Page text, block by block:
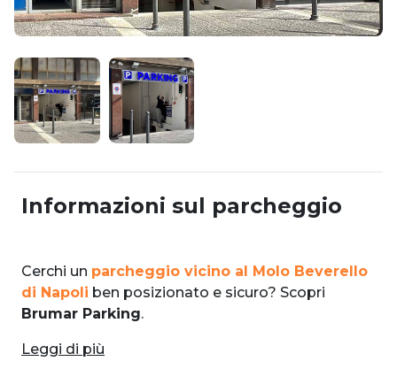
Informazioni sul parcheggio
Cerchi un parcheggio vicino al Molo Beverello
di Napoli ben posizionato e sicuro? Scopri
Brumar Parking.
Leggi di più